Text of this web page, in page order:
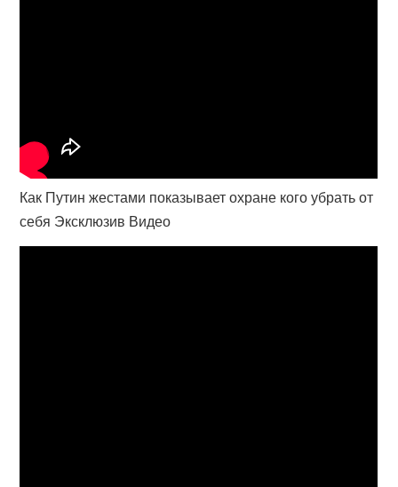
Как Путин жестами показывает охране кого убрать от
себя Эксклюзив Видео